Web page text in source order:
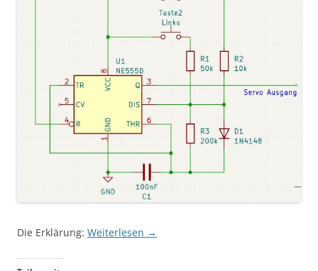
Die Erklärung: Weiterlesen →